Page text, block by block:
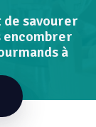
savourer
à